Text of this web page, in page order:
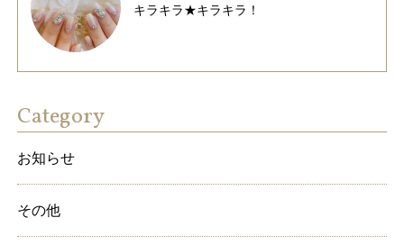
キラキラ★キラキラ！
Category
お知らせ
その他